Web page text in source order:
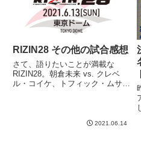
RIZIN28 その他の試合感想
さて、語りたいことが満載な
RIZIN28。朝倉未来 vs. クレベ
ル・コイケ、トフィック・ムサエ
合、、、とまとめてしまうにはも
2021.06.14